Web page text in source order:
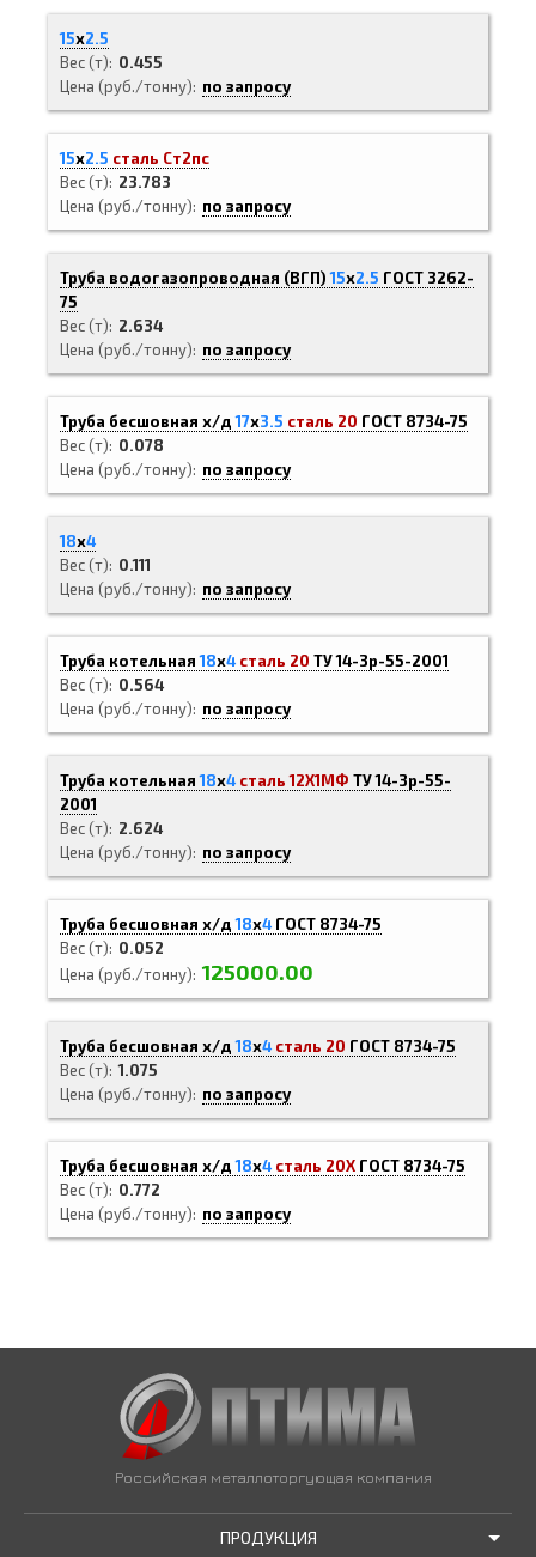
15х2.5
Вес (т)
0.455
Цена (руб./тонну)
по запросу
15х2.5 сталь Ст2пс
Вес (т)
23.783
Цена (руб./тонну)
по запросу
Труба водогазопроводная (ВГП)15х2.5 ГОСТ 3262-
75
Вес (т)
2.634
Цена (руб./тонну)
по запросу
Труба бесшовная х/д17х3.5 сталь 20 ГОСТ 8734-75
Вес (т)
0.078
Цена (руб./тонну)
по запросу
18х4
Вес (т)
0.111
Цена (руб./тонну)
по запросу
Труба котельная18х4 сталь 20 ТУ 14-3р-55-2001
Вес (т)
0.564
Цена (руб./тонну)
по запросу
Труба котельная18х4 сталь 12Х1МФ ТУ 14-3р-55-
2001
Вес (т)
2.624
Цена (руб./тонну)
по запросу
Труба бесшовная х/д18х4 ГОСТ 8734-75
Вес (т)
0.052
Цена (руб./тонну) 125000.00
Труба бесшовная х/д18х4 сталь 20 ГОСТ 8734-75
Вес (т) 1.075
Цена (руб./тонну)
по запросу
Труба бесшовная х/д18х4 сталь 20Х ГОСТ 8734-75
Вес (т)
0.772
Цена (руб./тонну)
по запросу
Российская металлоторгующая компания
ПРОДУКЦИЯ